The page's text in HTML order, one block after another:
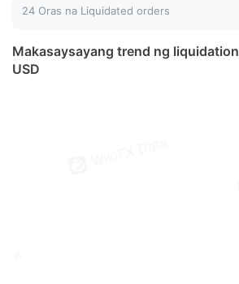
24 Oras na Liquidated orders
Makasaysayang trend ng liquidation
USD